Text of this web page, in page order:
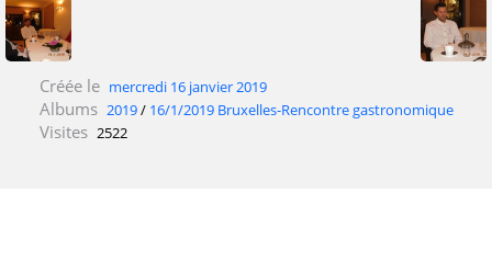
Créée le mercredi 16 janvier 2019
Albums 2019/ 16/1/2019 Bruxelles-Rencontre gastronomique
Visites 2522